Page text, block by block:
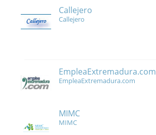
Callejero
Callejero
EmpleaExtremadura.com
EmpleaExtremadura.com
MIMC
MIMC